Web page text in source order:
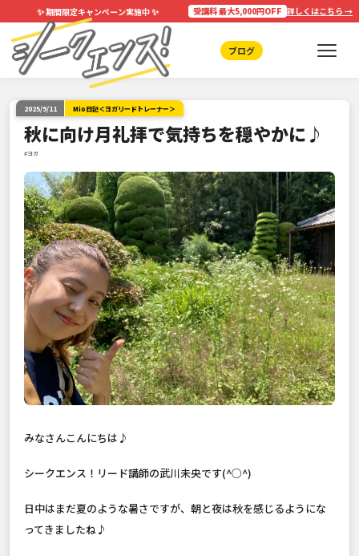
✨期間限定キャンペーン実施中✨ 受講料 最大5,000円OFF 詳しくはこちら →
ブログ
2025/9/11 Mio日記＜ヨガリードトレーナー＞
秋に向け月礼拝で気持ちを穏やかに♪
#ヨガ
みなさんこんにちは♪
シークエンス！リード講師の武川未央です(^○^)
日中はまだ夏のような暑さですが、朝と夜は秋を感じるようにな
ってきましたね♪